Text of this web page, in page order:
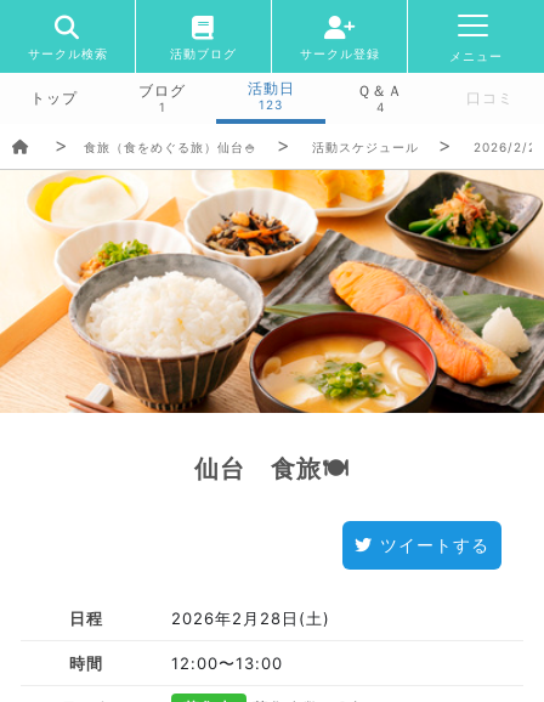
サークル検索 活動ブログ サークル登録 メニュー
トップ ブログ
1
活動日
123
Ｑ＆Ａ
4 口コミ
食旅（食をめぐる旅）仙台🍚 活動スケジュール 2026/2/
仙台 食旅🍽
ツイートする
日程 2026年2月28日(土)
時間 12:00〜13:00